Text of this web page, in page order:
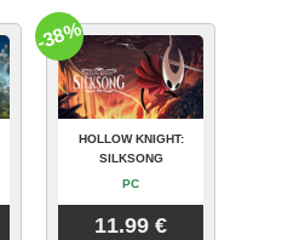
HOLLOW KNIGHT:
SILKSONG
PC
11.99 €
-38%